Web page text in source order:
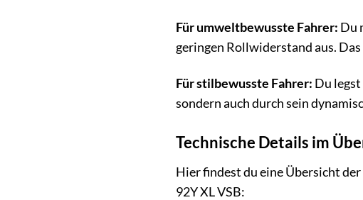
Für umweltbewusste Fahrer: Du
geringen Rollwiderstand aus.
Für stilbewusste Fahrer: Du
sondern auch durch sein
Technische Details im
Hier findest du eine Übersicht
92Y XL VSB: